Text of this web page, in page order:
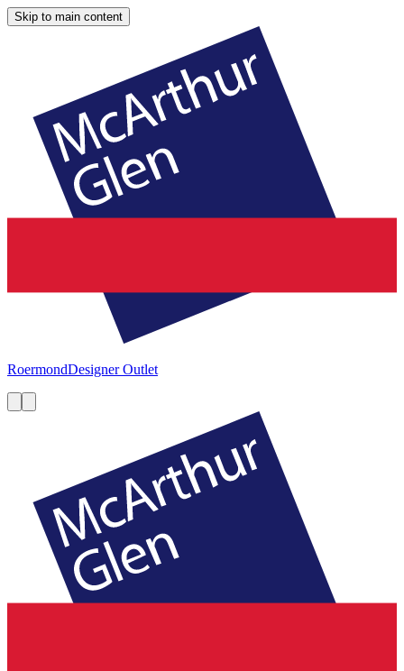
Skip to main content
RoermondDesigner Outlet